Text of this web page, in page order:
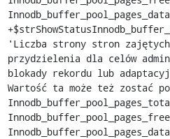
'Liczba strony stron zajętych
przydzielenia dla celów
blokady rekordu lub
Wartość ta może też zostać